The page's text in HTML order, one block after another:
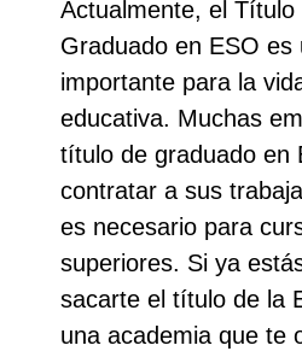
Actualmente, el Título
Graduado en ESO es
importante para la
educativa. Muchas
título de graduado en
contratar a sus
es necesario para
superiores. Si ya
sacarte el título de la
una academia que te